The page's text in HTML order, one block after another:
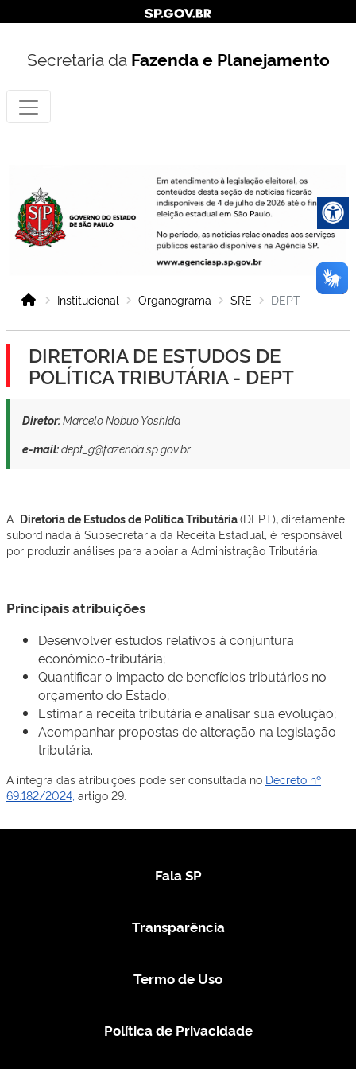
Secretaria da Fazenda e Planejamento
Institucional Organograma SRE DEPT
DIRETORIA DE ESTUDOS DE
POLÍTICA TRIBUTÁRIA - DEPT
Diretor:Marcelo Nob​​uo Yoshida
​​​​e-mail:dept_g@fazenda.sp.gov.br​​​
A Diretoria de Estudos de Política Tributária(DEPT) diretamente
subordinada à Subsecretaria da Receita Estadual, é responsável
por produzir análises para apoiar a Administração Tributária. ​​
Principais atribuições
Desenvolver estudos relativos à conjuntura
econômico-tributária;
Quantificar o impacto de benefícios tributários no
orçamento do Estado;
Estimar a receita tributária e analisar sua evolução;
Acompanhar propostas de alteração na legislação
tributária.
A íntegra das atribuições pode ser consultada no Decreto nº
69.182/2024, artigo 29.​
Fala SP
Transparência
Termo de Uso
Política de Privacidade